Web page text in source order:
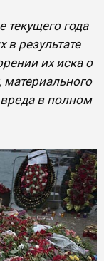
года
в результате
их иска о
в полном